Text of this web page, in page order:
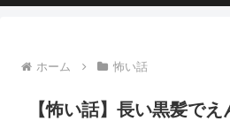
ホーム 怖い話
【怖い話】長い黒髪で